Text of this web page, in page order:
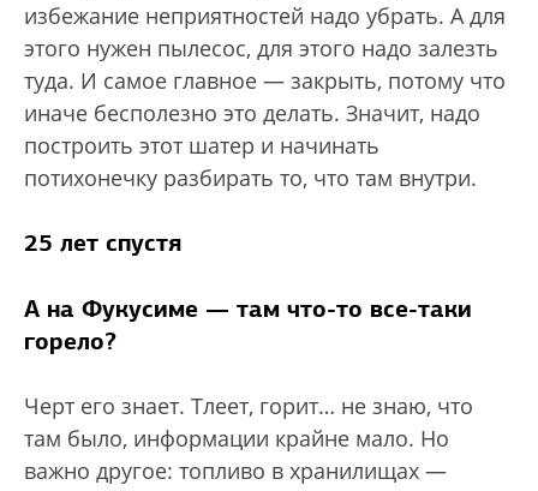
избежание неприятностей надо убрать. А для
этого нужен пылесос, для этого надо залезть
туда. И самое главное — закрыть, потому что
иначе бесполезно это делать. Значит, надо
построить этот шатер и начинать
потихонечку разбирать то, что там внутри.
25 лет спустя
А на Фукусиме — там что-то все-таки
горело?
Черт его знает. Тлеет, горит… не знаю, что
там было, информации крайне мало. Но
важно другое: топливо в хранилищах —